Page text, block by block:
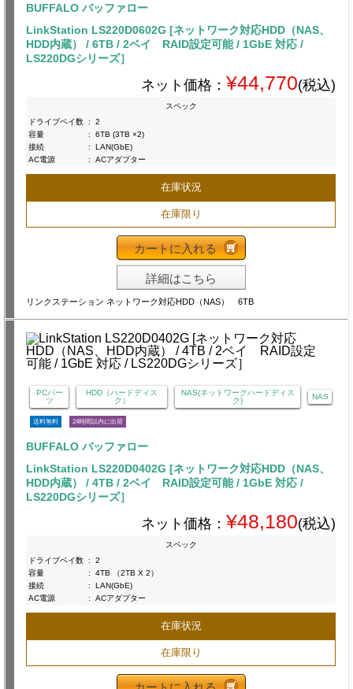
BUFFALO バッファロー
LinkStation LS220D0602G [ネットワーク対応HDD（NAS、
HDD内蔵） / 6TB / 2ベイ RAID設定可能 / 1GbE 対応 /
LS220DGシリーズ］
ネット価格： ¥44,770(税込)
スペック
ドライブベイ数 :
2
容量
:
6TB (3TB ×2)
接続
:
LAN(GbE)
AC電源
: ACアダプター
在庫状況
在庫限り
カートに入れる
詳細はこちら
リンクステーション ネットワーク対応HDD（NAS） 6TB
PCパー
ツ
HDD（ハードディス
ク）
NAS(ネットワークハードディス
ク)
NAS
送料無料 24時間以内に出荷
BUFFALO バッファロー
LinkStation LS220D0402G [ネットワーク対応HDD（NAS、
HDD内蔵） / 4TB / 2ベイ RAID設定可能 / 1GbE 対応 /
LS220DGシリーズ］
ネット価格： ¥48,180(税込)
スペック
ドライブベイ数 :
2
容量
:
4TB （2TB X 2）
接続
:
LAN(GbE)
AC電源
: ACアダプター
在庫状況
在庫限り